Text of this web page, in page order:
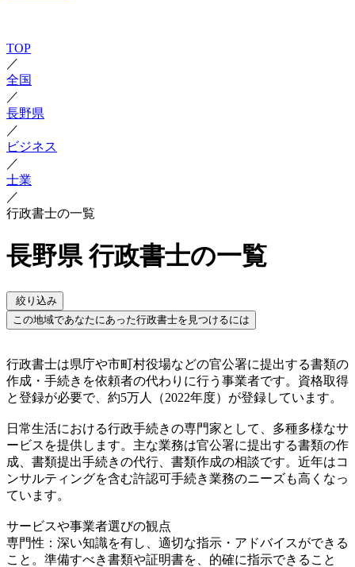
TOP
／
全国
／
長野県
／
ビジネス
／
士業
／
行政書士の一覧
長野県 行政書士の一覧
絞り込み
この地域であなたにあった行政書士を見つけるには
行政書士は県庁や市町村役場などの官公署に提出する書類の
作成・手続きを依頼者の代わりに行う事業者です。資格取得
と登録が必要で、約5万人（2022年度）が登録しています。
日常生活における行政手続きの専門家として、多種多様なサ
ービスを提供します。主な業務は官公署に提出する書類の作
成、書類提出手続きの代行、書類作成の相談です。近年はコ
ンサルティングを含む許認可手続き業務のニーズも高くなっ
ています。
サービスや事業者選びの観点
専門性：深い知識を有し、適切な指示・アドバイスができる
こと。準備すべき書類や証明書を、的確に指示できること